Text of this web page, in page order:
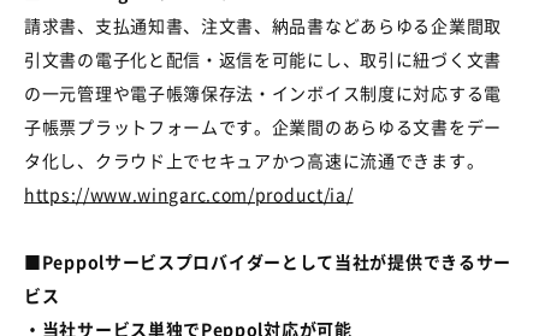
請求書、支払通知書、注文書、納品書などあらゆる企業間取
引文書の電子化と配信・返信を可能にし、取引に紐づく文書
の一元管理や電子帳簿保存法・インボイス制度に対応する電
子帳票プラットフォームです。企業間のあらゆる文書をデー
タ化し、クラウド上でセキュアかつ高速に流通できます。
https://www.wingarc.com/product/ia/
■Peppolサービスプロバイダーとして当社が提供できるサー
ビス
・当社サービス単独でPeppol対応が可能